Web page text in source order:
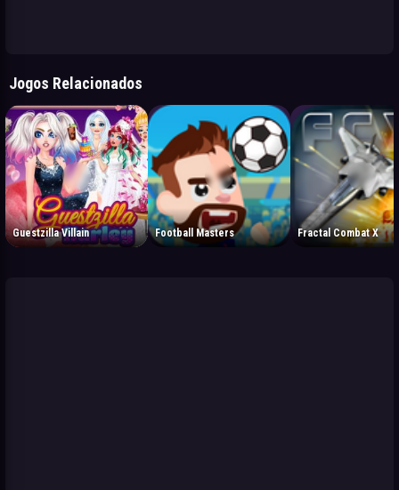
Jogos Relacionados
Guestzilla Villain Football Masters Fractal Combat X